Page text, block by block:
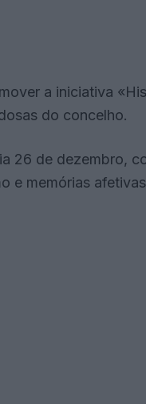
a iniciativa
do concelho.
26 de dezembro,
e memórias